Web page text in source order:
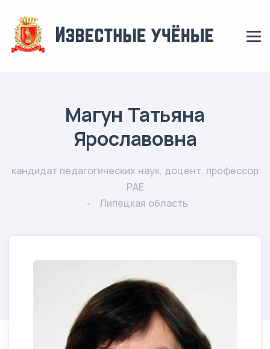
Магун Татьяна
Ярославовна
кандидат педагогических наук, доцент, профессор
РАЕ
Липецкая область